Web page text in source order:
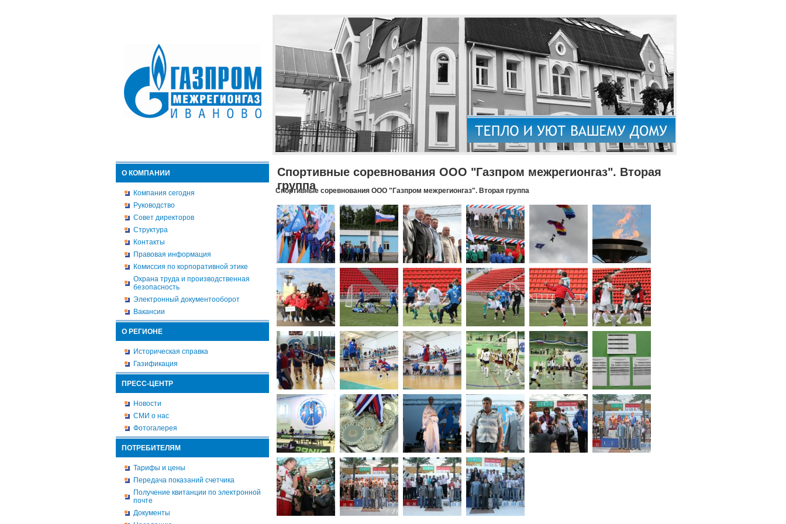
О КОМПАНИИ
Компания сегодня
Руководство
Совет директоров
Структура
Контакты
Правовая информация
Комиссия по корпоративной этике
Охрана труда и производственная
безопасность
Электронный документооборот
Вакансии
О РЕГИОНЕ
Историческая справка
Газификация
ПРЕСС-ЦЕНТР
Новости
СМИ о нас
Фотогалерея
ПОТРЕБИТЕЛЯМ
Тарифы и цены
Передача показаний счетчика
Получение квитанции по электронной
почте
Документы
Спортивные соревнования ООО "Газпром межрегионгаз". Вторая
группа
Спортивные соревнования ООО "Газпром межрегионгаз". Вторая группа